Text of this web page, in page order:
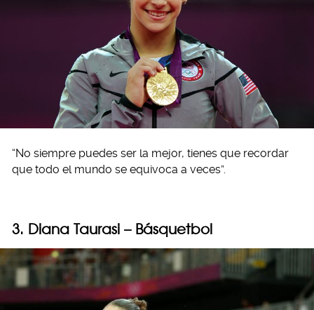
“No siempre puedes ser la mejor, tienes que recordar
que todo el mundo se equivoca a veces”.
3. Diana Taurasi – Básquetbol